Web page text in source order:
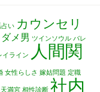
占い カウンセリ
ダメ男 ツインソウル バレ
イライン
人間関
女性らしさ 嫁姑問題 定職
満宮 相性診断 社内